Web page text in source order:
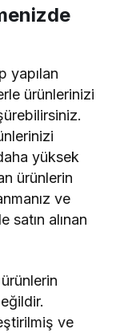
yapılan
ürünlerinizi
yüksek
ürünlerin
ve
satın alınan
ve